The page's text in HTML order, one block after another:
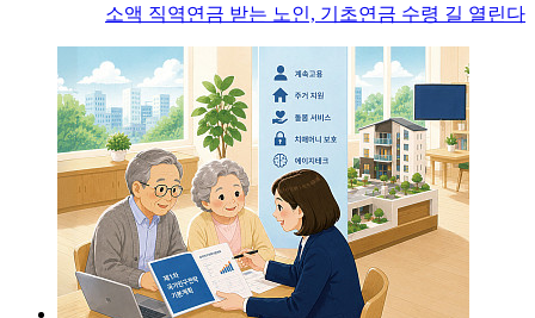
소액 직역연금 받는 노인, 기초연금 수령 길 열린다